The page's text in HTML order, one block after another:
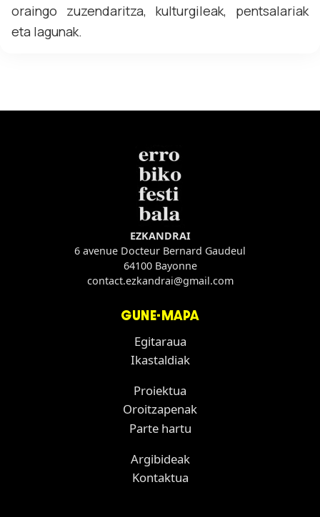
oraingo zuzendaritza, kulturgileak, pentsalariak
eta lagunak.
EZKANDRAI
6 avenue Docteur Bernard Gaudeul
64100 Bayonne
contact.ezkandrai@gmail.com
GUNE-MAPA
Egitaraua
Ikastaldiak
Proiektua
Oroitzapenak
Parte hartu
Argibideak
Kontaktua